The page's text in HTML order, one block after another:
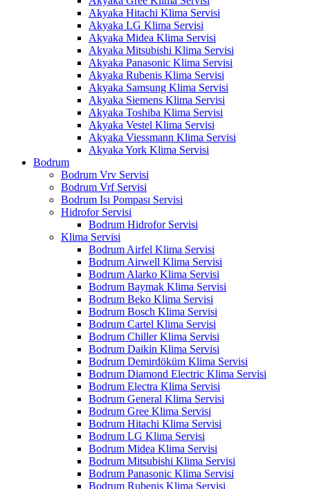
Akyaka Hitachi Klima Servisi
Akyaka LG Klima Servisi
Akyaka Midea Klima Servisi
Akyaka Mitsubishi Klima Servisi
Akyaka Panasonic Klima Servisi
Akyaka Rubenis Klima Servisi
Akyaka Samsung Klima Servisi
Akyaka Siemens Klima Servisi
Akyaka Toshiba Klima Servisi
Akyaka Vestel Klima Servisi
Akyaka Viessmann Klima Servisi
Akyaka York Klima Servisi
Bodrum
Bodrum Vrv Servisi
Bodrum Vrf Servisi
Bodrum Isı Pompası Servisi
Hidrofor Servisi
Bodrum Hidrofor Servisi
Klima Servisi
Bodrum Airfel Klima Servisi
Bodrum Airwell Klima Servisi
Bodrum Alarko Klima Servisi
Bodrum Baymak Klima Servisi
Bodrum Beko Klima Servisi
Bodrum Bosch Klima Servisi
Bodrum Cartel Klima Servisi
Bodrum Chiller Klima Servisi
Bodrum Daikin Klima Servisi
Bodrum Demirdöküm Klima Servisi
Bodrum Diamond Electric Klima Servisi
Bodrum Electra Klima Servisi
Bodrum General Klima Servisi
Bodrum Gree Klima Servisi
Bodrum Hitachi Klima Servisi
Bodrum LG Klima Servisi
Bodrum Midea Klima Servisi
Bodrum Mitsubishi Klima Servisi
Bodrum Panasonic Klima Servisi
Bodrum Rubenis Klima Servisi